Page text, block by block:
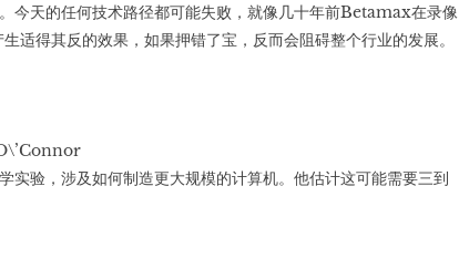
今天的任何技术路径都可能失败，就像几十年前Betamax在录像
得其反的效果，如果押错了宝，反而会阻碍整个行业的发展。
实验，涉及如何制造更大规模的计算机。他估计这可能需要三到